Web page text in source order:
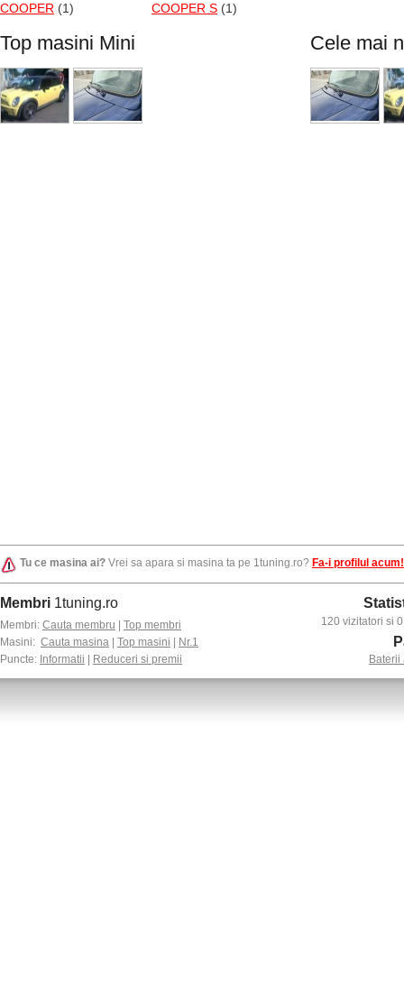
COOPER (1) COOPER S (1)
Top masini Mini Cele mai
Tu ce masina ai? Vrei sa apara si masina ta pe 1tuning.ro? Fa-i profilul acum!
Membri 1tuning.ro
Membri: Cauta membru
Top membri
Masini: Cauta masina Top masini
Nr.1
Puncte: Informatii Reduceri si premii
120 vizitatori si